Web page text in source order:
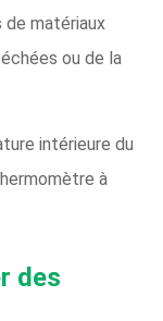
de matériaux
ou de la
intérieure du
à
des